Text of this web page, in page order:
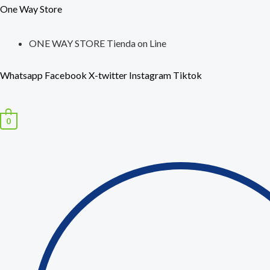
Ir
contenido
One Way Store
ONE WAY STORE Tienda on Line
Whatsapp Facebook X-twitter Instagram Tiktok
0
Búsqueda
productos